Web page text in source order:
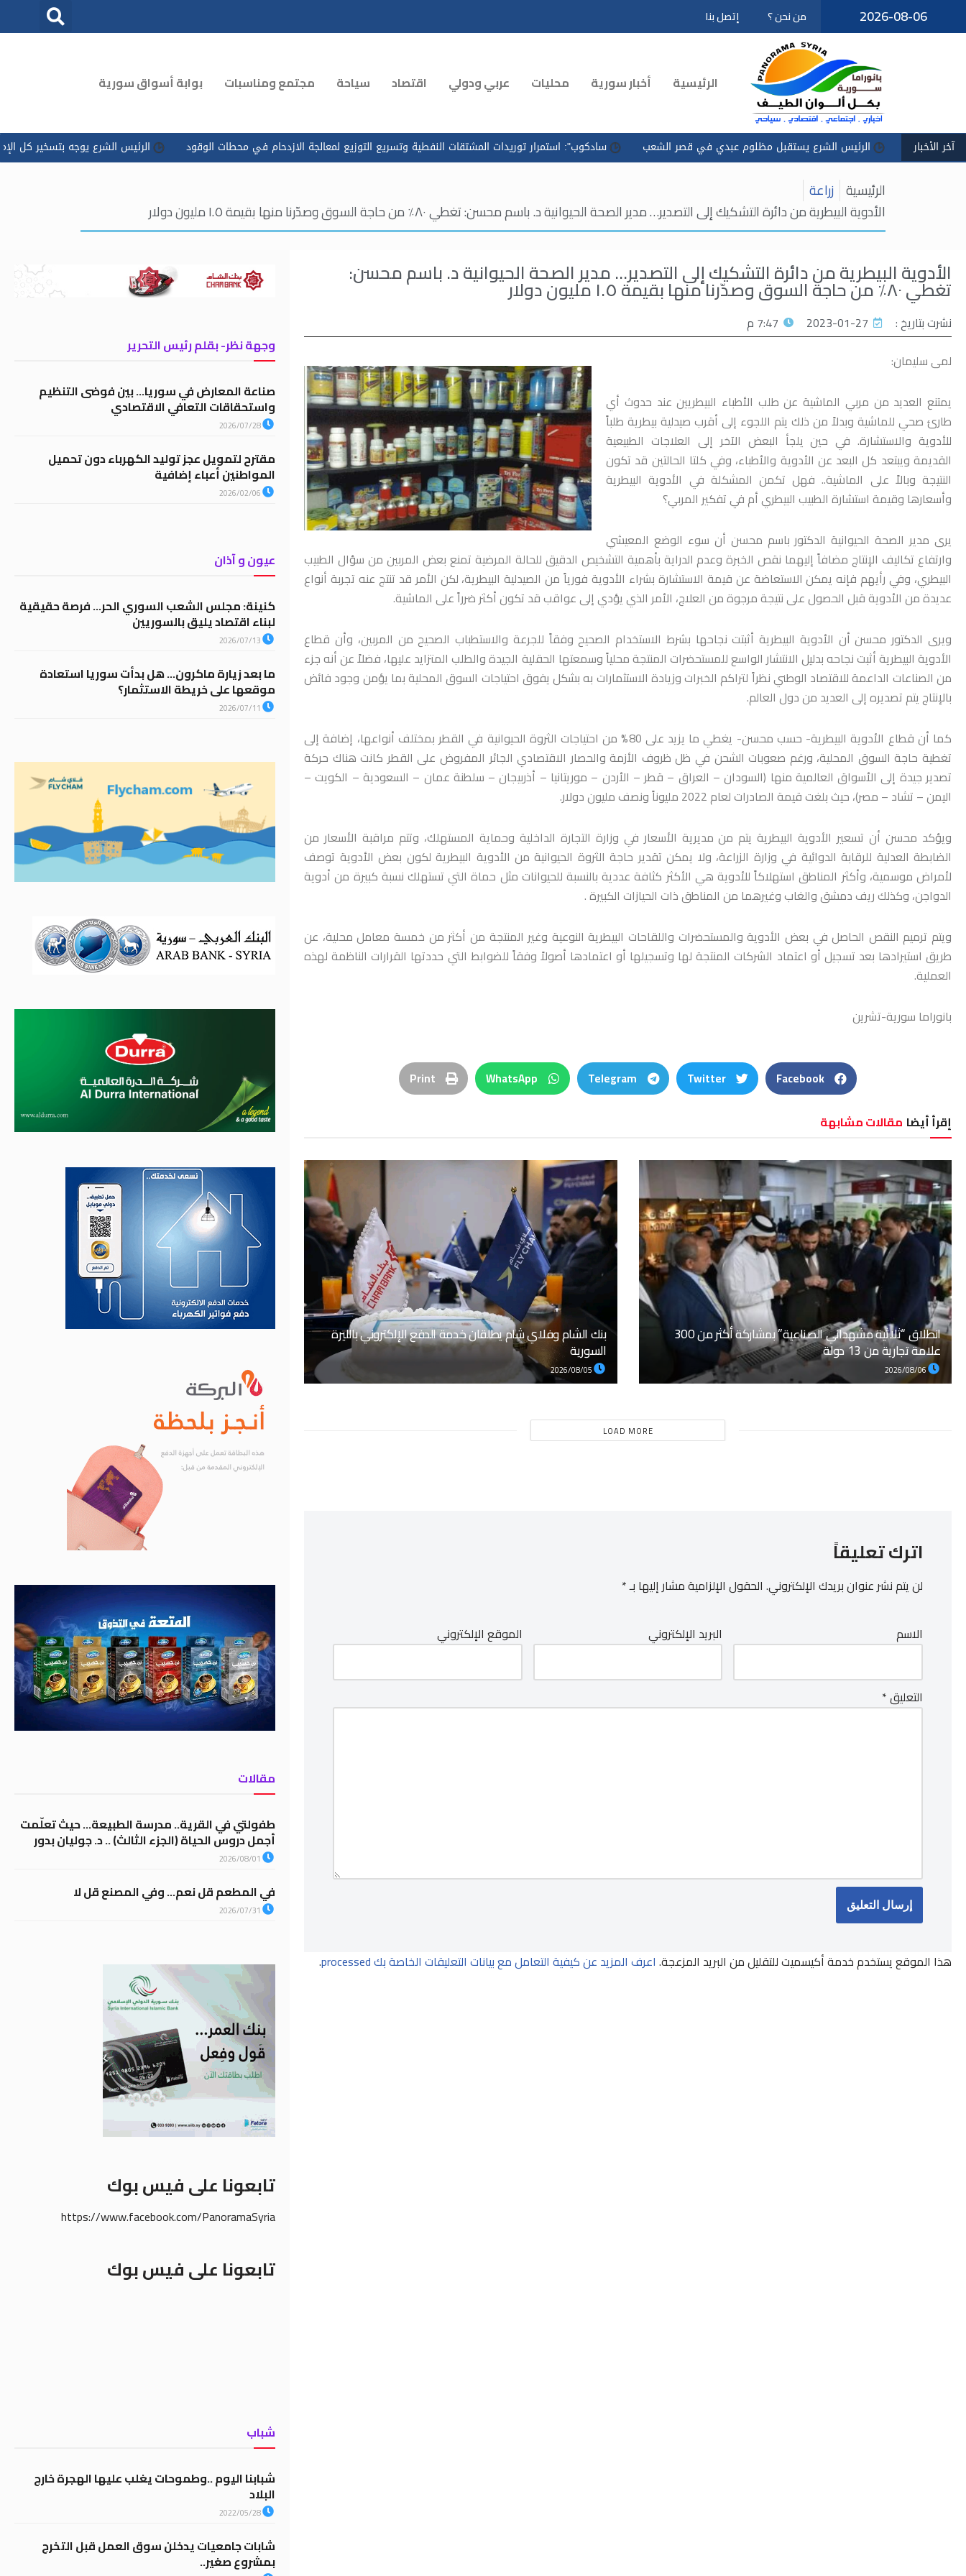
تخطى
2026-08-06 من نحن ؟ إتصل بنا
الرئيسية أخبار سورية محليات عربي ودولي اقتصاد سياحة مجتمع ومناسبات بوابة أسواق سورية
آخر الأخبارالرئيس الشرع يستقبل مظلوم عبدي في قصر الشعب سادكوب": استمرار توريدات المشتقات النفطية وتسريع التوزيع لمعالجة الازدحام في محطات الوقود الرئيس الشرع يوجه بتسخير كل الإمكانات
الرئيسية زراعة
الأدوية البيطرية من دائرة التشكيك إلى التصدير… مدير الصحة الحيوانية د. باسم محسن: تغطي ٨٠٪ من حاجة السوق وصدّرنا منها بقيمة ١.٥ مليون دولار
الأدوية البيطرية من دائرة التشكيك إلى التصدير… مدير الصحة الحيوانية د. باسم محسن:
تغطي ٨٠٪ من حاجة السوق وصدّرنا منها بقيمة ١.٥ مليون دولار
نشرت بتاريخ : 2023-01-27
7:47 م
لمى سليمان:
يمتنع العديد من مربي الماشية عن طلب الأطباء البيطريين عند حدوث أي
طارئ صحي للماشية وبدلاً من ذلك يتم اللجوء إلى أقرب صيدلية بيطرية طلباً
للأدوية والاستشارة. في حين يلجأ البعض الآخر إلى العلاجات الطبيعية
القديمة ويبتعد كل البعد عن الأدوية والأطباء، وفي كلتا الحالتين قد تكون
النتيجة وبالاً على الماشية.. فهل تكمن المشكلة في الأدوية البيطرية
وأسعارها وقيمة استشارة الطبيب البيطري أم في تفكير المربي؟
يرى مدير الصحة الحيوانية الدكتور باسم محسن أن سوء الوضع المعيشي
وارتفاع تكاليف الإنتاج مضافاً إليهما نقص الخبرة وعدم الدراية بأهمية التشخيص الدقيق للحالة المرضية تمنع بعض المربين من سؤال الطبيب
البيطري، وفي رأيهم فإنه يمكن الاستعاضة عن قيمة الاستشارة بشراء الأدوية فورياً من الصيدلية البيطرية، لكن الأمر قد تنتج عنه تجربة أنواع
عديدة من الأدوية قبل الحصول على نتيجة مرجوة من العلاج، الأمر الذي يؤدي إلى عواقب قد تكون أكثر ضرراً على الماشية.
ويرى الدكتور محسن أن الأدوية البيطرية أثبتت نجاحها بشرط الاستخدام الصحيح وفقاً للجرعة والاستطباب الصحيح من المربين، وأن قطاع
الأدوية البيطرية أثبت نجاحه بدليل الانتشار الواسع للمستحضرات المنتجة محلياً وسمعتها الحقلية الجيدة والطلب المتزايد عليها، فضلاً عن أنه جزء
من الصناعات الداعمة للاقتصاد الوطني نظراً لتراكم الخبرات وزيادة الاستثمارات به بشكل يفوق احتياجات السوق المحلية بما يؤمن وجود فائض
بالإنتاج يتم تصديره إلى العديد من دول العالم.
كما أن قطاع الأدوية البيطرية- حسب محسن- يغطي ما يزيد على 80% من احتياجات الثروة الحيوانية في القطر بمختلف أنواعها، إضافة إلى
تغطية حاجة السوق المحلية، ورغم صعوبات الشحن في ظل ظروف الأزمة والحصار الاقتصادي الجائر المفروض على القطر كانت هناك حركة
تصدير جيدة إلى الأسواق العالمية منها (السودان – العراق – قطر – الأردن – موريتانيا – أذربيجان – سلطنة عمان – السعودية – الكويت –
اليمن – تشاد – مصر)، حيث بلغت قيمة الصادرات لعام 2022 مليوناً ونصف مليون دولار.
ويؤكد محسن أن تسعير الأدوية البيطرية يتم من مديرية الأسعار في وزارة التجارة الداخلية وحماية المستهلك، وتتم مراقبة الأسعار من
الضابطة العدلية للرقابة الدوائية في وزارة الزراعة، ولا يمكن تقدير حاجة الثروة الحيوانية من الأدوية البيطرية لكون بعض الأدوية توصف
لأمراض موسمية، وأكثر المناطق استهلاكاً للأدوية هي الأكثر كثافة عددية بالنسبة للحيوانات مثل حماة التي تستهلك نسبة كبيرة من أدوية
الدواجن، وكذلك ريف دمشق والغاب وغيرهما من المناطق ذات الحيازات الكبيرة .
ويتم ترميم النقص الحاصل في بعض الأدوية والمستحضرات واللقاحات البيطرية النوعية وغير المنتجة من أكثر من خمسة معامل محلية، عن
طريق استيرادها بعد تسجيل أو اعتماد الشركات المنتجة لها وتسجيلها أو اعتمادها أصولاً وفقاً للضوابط التي حددتها القرارات الناظمة لهذه
العملية.
بانوراما سورية-تشرين
Facebook
Twitter
Telegram
WhatsApp
Print
إقرأ أيضا مقالات مشابهة
انطلاق “ثلاثية مشهداني الصناعية” بمشاركة أكثر من 300
علامة تجارية من 13 دولة
2026/08/06
بنك الشام وفلاي شام يطلقان خدمة الدفع الإلكتروني بالليرة
السورية
LOAD MORE
اترك تعليقاً
لن يتم نشر عنوان بريدك الإلكتروني. الحقول الإلزامية مشار إليها بـ*
الاسم البريد الإلكتروني الموقع الإلكتروني
التعليق*
هذا الموقع يستخدم خدمة أكيسميت للتقليل من البريد المزعجة. اعرف المزيد عن كيفية التعامل مع بيانات التعليقات الخاصة بك processed .
وجهة نظر- بقلم رئيس التحرير
صناعة المعارض في سوريا… بين فوضى التنظيم
واستحقاقات التعافي الاقتصادي
2026/07/28
مقترح لتمويل عجز توليد الكهرباء دون تحميل
المواطنين أعباء إضافية
2026/02/06
عيون و آذان
كنينة: مجلس الشعب السوري الحر… فرصة حقيقية
لبناء اقتصاد يليق بالسوريين
2026/07/13
ما بعد زيارة ماكرون… هل بدأت سوريا استعادة
موقعها على خريطة الاستثمار؟
2026/07/11
مقالات
طفولتي في القرية.. مدرسة الطبيعة… حيث تعلّمت
أجمل دروس الحياة (الجزء الثالث) .. د. جوليان بدور
2026/08/01
في المطعم قل نعم… وفي المصنع قل لا
2026/07/31
تابعونا على فيس بوك
https://www.facebook.com/PanoramaSyria
تابعونا على فيس بوك
شباب
شبابنا اليوم ..وطموحات يغلب عليها الهجرة خارج
البلاد
2022/05/28
شابات جامعيات يدخلن سوق العمل قبل التخرج
بمشروع صغير..